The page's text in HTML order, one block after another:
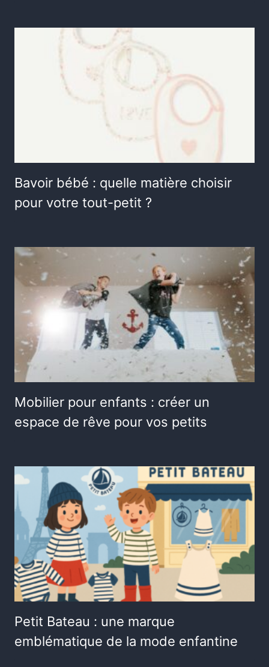
Bavoir bébé : quelle matière choisir
pour votre tout-petit ?
Mobilier pour enfants : créer un
espace de rêve pour vos petits
Petit Bateau : une marque
emblématique de la mode enfantine